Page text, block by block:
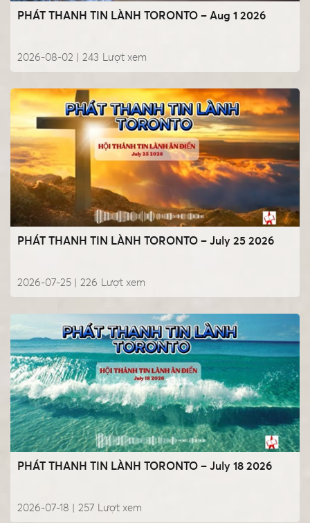
PHÁT THANH TIN LÀNH TORONTO – Aug 1 2026
2026-08-02 | Lượt xem
243
PHÁT THANH TIN LÀNH TORONTO – July 25 2026
2026-07-25 | Lượt xem
226
PHÁT THANH TIN LÀNH TORONTO – July 18 2026
2026-07-18 | Lượt xem
257